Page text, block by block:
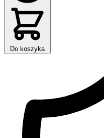
Do koszyka